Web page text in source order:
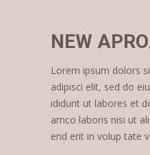
NEW
Lorem ipsum dolors
adipisci elit, sed do
ididunt ut labores et
amco laboris nisi ut
end erit in volup tate